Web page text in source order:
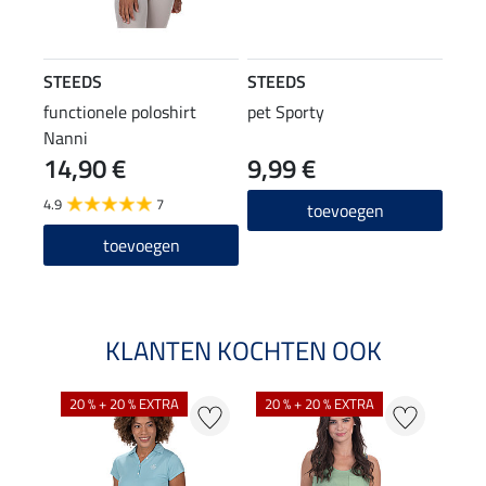
STEEDS
functionele poloshirt
Nanni
14,90 €
4.9 7
toevoegen
STEEDS
pet Sporty
9,99 €
toevoegen
KLANTEN KOCHTEN OOK
20 % + 20 % EXTRA 20 % + 20 % EXTRA